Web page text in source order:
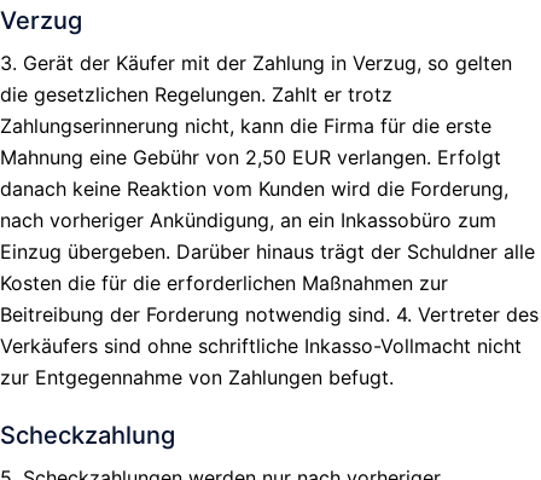
Verzug
3. Gerät der Käufer mit der Zahlung in Verzug, so gelten
die gesetzlichen Regelungen. Zahlt er trotz
Zahlungserinnerung nicht, kann die Firma für die erste
Mahnung eine Gebühr von 2,50 EUR verlangen. Erfolgt
danach keine Reaktion vom Kunden wird die Forderung,
nach vorheriger Ankündigung, an ein Inkassobüro zum
Einzug übergeben. Darüber hinaus trägt der Schuldner alle
Kosten die für die erforderlichen Maßnahmen zur
Beitreibung der Forderung notwendig sind. 4. Vertreter des
Verkäufers sind ohne schriftliche Inkasso-Vollmacht nicht
zur Entgegennahme von Zahlungen befugt.
Scheckzahlung